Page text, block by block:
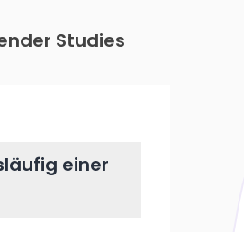
Studies
einer